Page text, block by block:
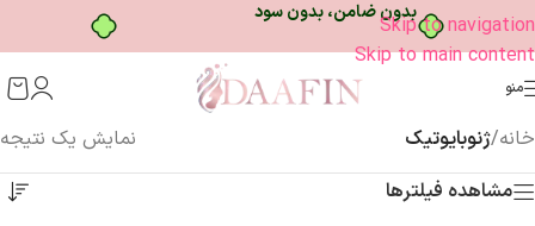
بدون ضامن، بدون سودSkip to navigation
Skip to main content
منو
خانه/ژنوبایوتیک
نمایش یک نتیجه
مشاهده فیلترها